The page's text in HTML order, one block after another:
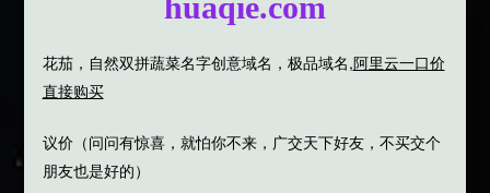
huaqie.com
花茄，自然双拼蔬菜名字创意域名，极品域名,阿里云一口价
直接购买
议价（问问有惊喜，就怕你不来，广交天下好友，不买交个
朋友也是好的）